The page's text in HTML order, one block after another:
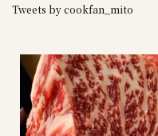
Tweets by cookfan_mito